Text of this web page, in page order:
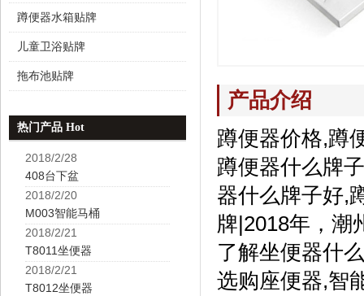
蹲便器水箱贴牌
儿童卫浴贴牌
拖布池贴牌
热门产品 Hot
2018/2/28
408台下盆
2018/2/20
M003智能马桶
2018/2/21
T8011坐便器
2018/2/21
T8012坐便器
产品介绍
蹲便器价格,蹲
蹲便器什么牌
器什么牌子好,
牌|2018年，潮
了解坐便器什
选购座便器,智